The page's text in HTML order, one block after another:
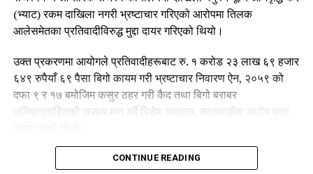
(भ्याट) रकम दाखिला नगरी भ्रष्टाचार गरिएको आरोपमा तिलक
आलेसमेतका प्रतिवादीविरुद्ध मुद्दा दायर गरिएको थियो।
उक्त प्रकरणमा आयोगले प्रतिवादीहरूबाट रु. १ करोड २३ लाख ६९ हजार
६४९ रुपैयाँ ६९ पैसा बिगो कायम गरी भ्रष्टाचार निवारण ऐन, २०५९ को
दफा ९ र १७ बमोजिम कसुर ठहर गरी कैद तथा बिगो बराबर
जरिवानासहितको सजाय माग गर्दै विशेष अदालत, काठमाडौंमा आरोप पत्र
तर विशेष अदालतले मिति २०८२।१२।१० मा गरेको फैसलाबाट
CONTINUE READING